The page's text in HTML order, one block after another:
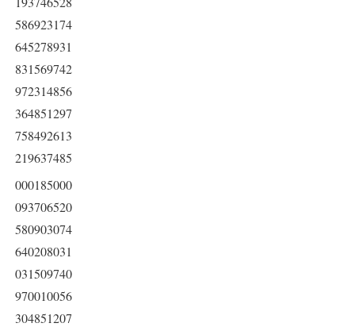
586923174
645278931
831569742
972314856
364851297
758492613
219637485
000185000
093706520
580903074
640208031
031509740
970010056
304851207